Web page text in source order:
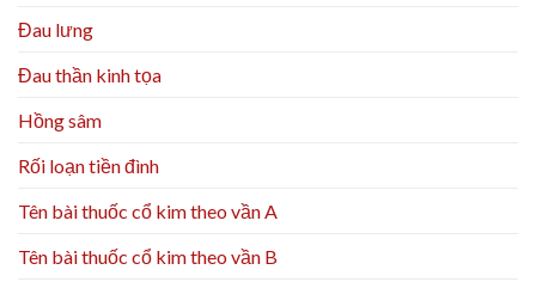
Đau lưng
Đau thần kinh tọa
Hồng sâm
Rối loạn tiền đình
Tên bài thuốc cổ kim theo vần A
Tên bài thuốc cổ kim theo vần B